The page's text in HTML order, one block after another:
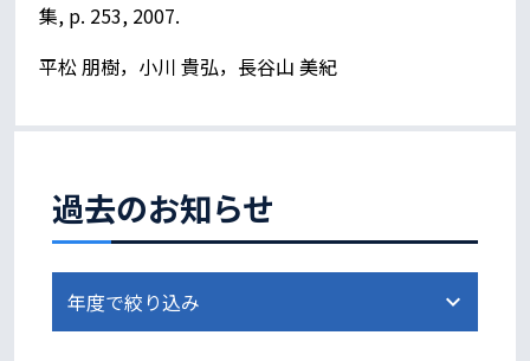
過去のお知らせ
集, p. 253, 2007.
平松 朋樹，小川 貴弘，長谷山 美紀